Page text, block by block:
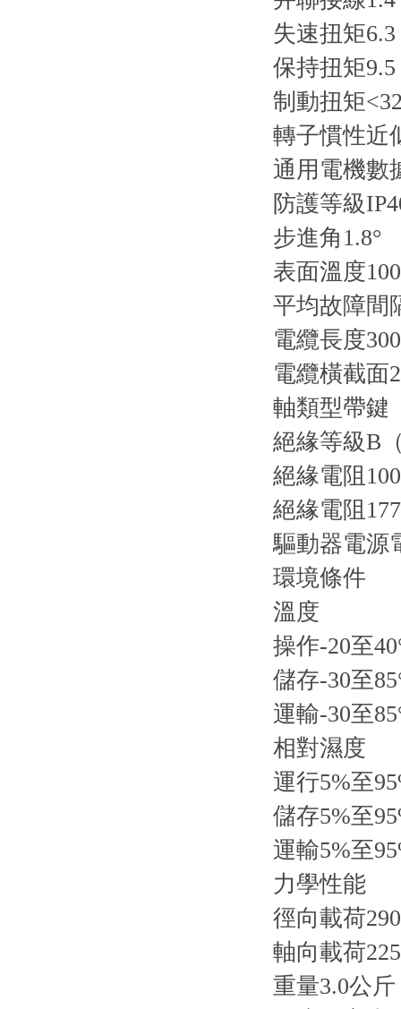
失速扭矩6.3
保持扭矩9.5
制動扭矩
轉子慣性近
通用電機數
防護等級
步進角1.8°
表面溫度
平均故障間
電纜長度
電纜橫截面
軸類型帶鍵
絕緣等級B
絕緣電阻
絕緣電阻
驅動器電源
環境條件
溫度
操作-20至
儲存-30至
運輸-30至
相對濕度
運行5%至
儲存5%至
運輸5%至
力學性能
徑向載荷
軸向載荷
重量3.0公斤